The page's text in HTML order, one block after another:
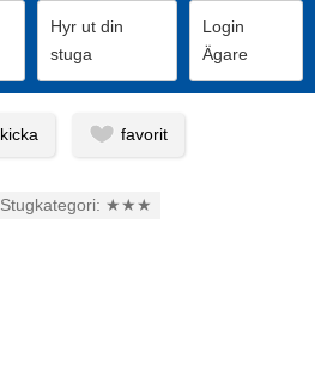
Hyr ut din
stuga
Login
Ägare
Stugkategori: ★★★